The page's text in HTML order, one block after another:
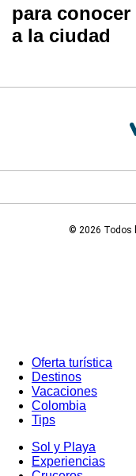
para
a la ciudad
© 2026 Todos
Oferta turística
Destinos
Vacaciones
Colombia
Tips
Sol y Playa
Experiencias